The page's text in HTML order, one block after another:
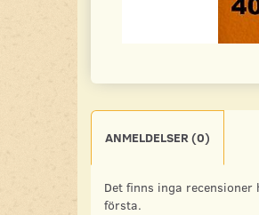
ANMELDELSER (0)
Det finns inga
första.